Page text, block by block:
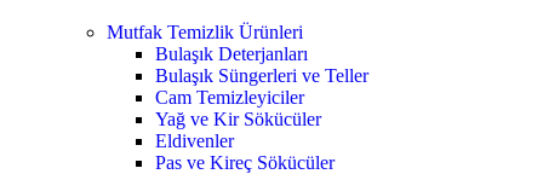
Mutfak Temizlik Ürünleri
Bulaşık Deterjanları
Bulaşık Süngerleri ve Teller
Cam Temizleyiciler
Yağ ve Kir Sökücüler
Eldivenler
Pas ve Kireç Sökücüler